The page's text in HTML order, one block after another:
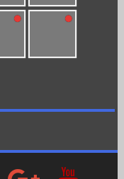
InstagramGoogle